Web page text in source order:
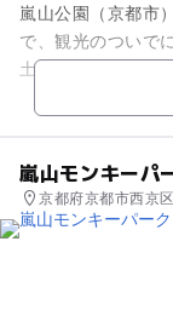
嵐山公園（京都市
で、観光のついで
土産屋などたくさ
ピングも楽しめま
嵐山モンキーパ
京都府京都市西京